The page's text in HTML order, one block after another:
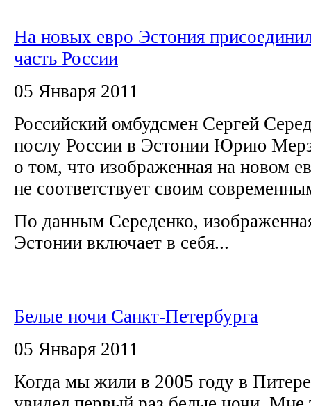
На новых евро Эстония
часть России
05 Января 2011
Российский омбудсмен Сергей
послу России в Эстонии Юрию
о том, что изображенная на новом
не соответствует своим
По данным Середенко,
Эстонии включает в себя...
Белые ночи Санкт-Петербурга
05 Января 2011
Когда мы жили в 2005 году в